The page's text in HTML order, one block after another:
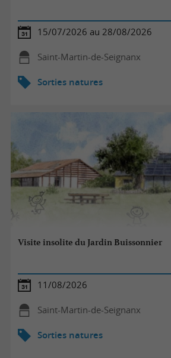
15/07/2026 au 28/08/2026
Saint-Martin-de-Seignanx
Sorties natures
Visite insolite du Jardin Buissonnier
11/08/2026
Saint-Martin-de-Seignanx
Sorties natures